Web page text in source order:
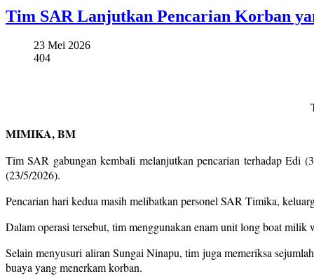
Tim SAR Lanjutkan Pencarian Korban
23 Mei 2026
404
MIMIKA, BM
Tim SAR gabungan kembali melanjutkan pencarian terhadap Edi
(23/5/2026).
Pencarian hari kedua masih melibatkan personel SAR Timika,
Dalam operasi tersebut, tim menggunakan enam unit long boat
Selain menyusuri aliran Sungai Ninapu, tim juga memeriksa
buaya yang menerkam korban.